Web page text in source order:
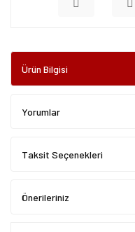
Ürün Bilgisi
Yorumlar
Taksit Seçenekleri
Önerileriniz